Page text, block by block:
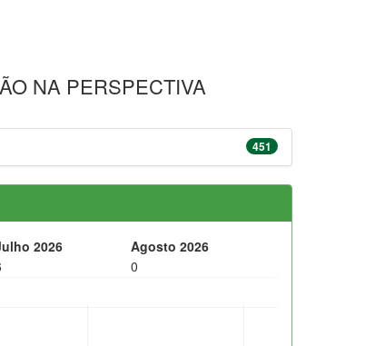
NA PERSPECTIVA
451
2026
Agosto 2026
0